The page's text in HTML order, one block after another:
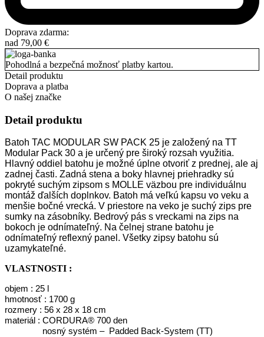
Doprava zdarma:
nad 79,00 €
Pohodlná a bezpečná možnosť platby kartou.
Detail produktu
Doprava a platba
O našej značke
Detail produktu
Batoh TAC MODULAR SW PACK 25 je založený na TT
Modular Pack 30 a je určený pre široký rozsah využitia.
Hlavný oddiel batohu je možné úplne otvoriť z prednej, ale aj
zadnej časti. Zadná stena a boky hlavnej priehradky sú
pokryté suchým zipsom s MOLLE väzbou pre individuálnu
montáž ďalších doplnkov. Batoh má veľkú kapsu vo veku a
menšie bočné vrecká. V priestore na veko je suchý zips pre
sumky na zásobníky. Bedrový pás s vreckami na zips na
bokoch je odnímateľný. Na čelnej strane batohu je
odnímateľný reflexný panel. Všetky zipsy batohu sú
uzamykateľné.
VLASTNOSTI :
objem : 25 l
hmotnosť : 1700 g
rozmery : 56 x 28 x 18 cm
materiál : CORDURA® 700 den
nosný systém – Padded Back-System (TT)